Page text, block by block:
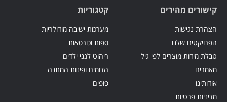
קישורים מהירים
הצהרת נגישות
הפרויקטים שלנו
טבלת מידות מוצרים לפי גיל
מאמרים
אודותינו
מדיניות פרטיות
קטגוריות
מערכות ישיבה מודולריות
ספות וכורסאות
ריהוט לגני ילדים
הדומים ופינות המתנה
פופים